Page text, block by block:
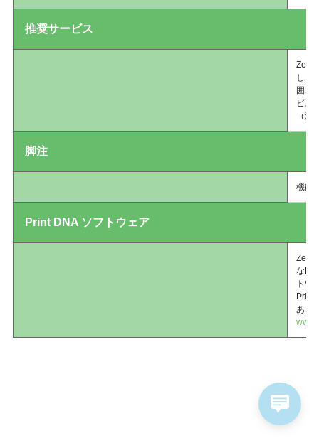
推奨サービス
しま
囲、
ビス
（
脚注
機能
Print DNA ソフトウェア
な
ト管
Print
あり